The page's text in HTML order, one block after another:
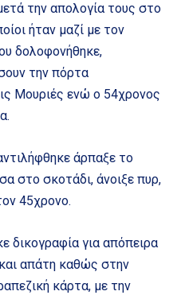
την απολογία τους στο
ήταν μαζί με τον
δολοφονήθηκε,
την πόρτα
Μουριές ενώ ο 54χρονος
άρπαξε το
στο σκοτάδι, άνοιξε πυρ,
45χρονο.
δικογραφία για απόπειρα
απάτη καθώς στην
κάρτα, με την